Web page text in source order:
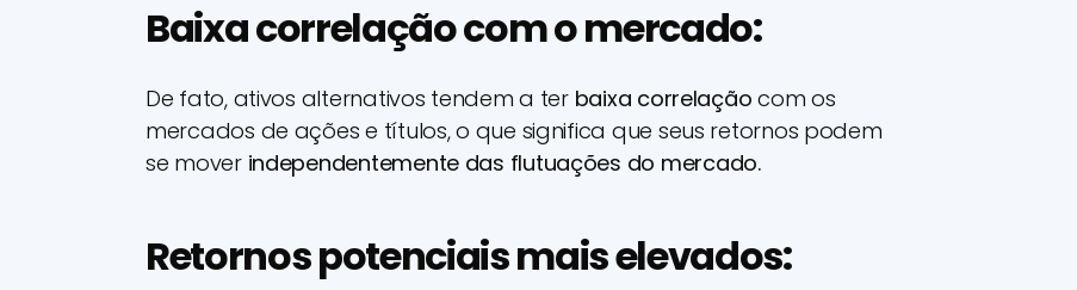
Baixa correlação com o mercado:
De fato, ativos alternativos tendem a terbaixa correlaçãocom os
mercados de ações e títulos, o que significa que seus retornos podem
se mover independentemente das flutuações do mercado.
Retornos potenciais mais elevados: